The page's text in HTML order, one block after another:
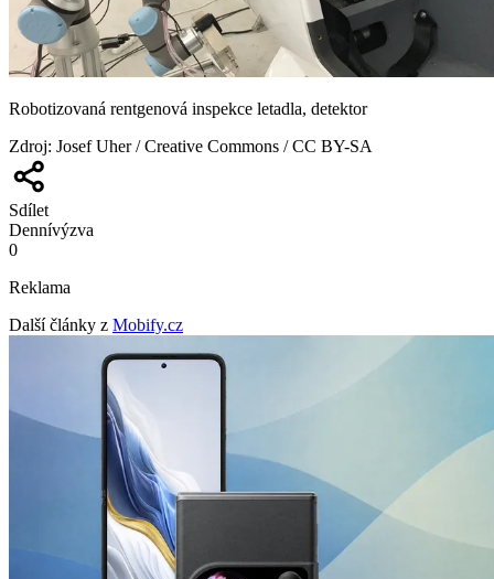
Robotizovaná rentgenová inspekce letadla, detektor
Zdroj: Josef Uher / Creative Commons / CC BY-SA
Sdílet
Dennívýzva
0
Reklama
Další články z Mobify.cz